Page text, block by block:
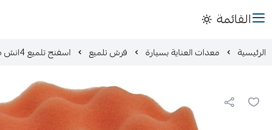
القائمة
الرئيسية معدات العناية بسيارة فرش تلميع اسفنج تلميع 4انش متعدد الاستخدام